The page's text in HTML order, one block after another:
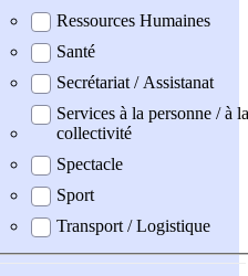
Ressources Humaines
Santé
Secrétariat / Assistanat
Services à la personne / à la
collectivité
Spectacle
Sport
Transport / Logistique